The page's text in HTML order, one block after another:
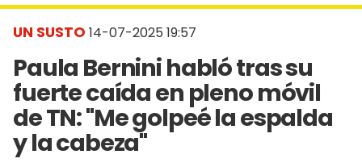
UN SUSTO 14-07-2025 19:57
Paula Bernini habló tras su
fuerte caída en pleno móvil
de TN: "Me golpeé la espalda
y la cabeza"